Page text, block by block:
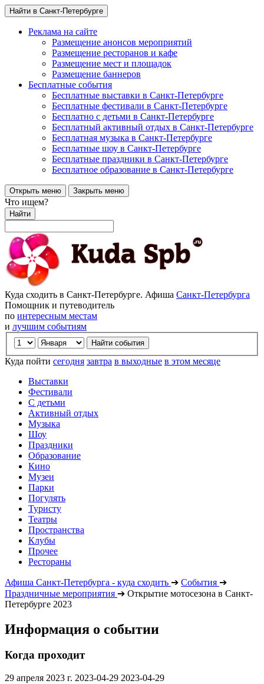
Найти в Санкт-Петербурге
Реклама на сайте
Размещение анонсов мероприятий
Размещение ресторанов и кафе
Размещение мест и площадок
Размещение баннеров
Бесплатные события
Бесплатные выставки в Санкт-Петербурге
Бесплатные фестивали в Санкт-Петербурге
Бесплатно с детьми в Санкт-Петербурге
Бесплатный активный отдых в Санкт-Петербурге
Бесплатная музыка в Санкт-Петербурге
Бесплатные шоу в Санкт-Петербурге
Бесплатные праздники в Санкт-Петербурге
Бесплатное образование в Санкт-Петербурге
Открыть меню Закрыть меню
Что ищем?
Найти
Куда сходить в Санкт-Петербурге. Афиша Санкт-Петербурга
Помощник и путеводитель
по интересным местам
и лучшим событиям
Куда пойти сегодня завтра в выходные в этом месяце
Выставки
Фестивали
С детьми
Активный отдых
Музыка
Шоу
Праздники
Образование
Кино
Музеи
Парки
Погулять
Туристу
Театры
Пространства
Клубы
Прочее
Рестораны
Афиша Санкт-Петербурга - куда сходить ➔ События ➔
Праздничные мероприятия ➔ Открытие мотосезона в Санкт-
Петербурге 2023
Информация о событии
Когда проходит
29 апреля 2023 г. 2023-04-29 2023-04-29